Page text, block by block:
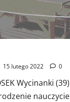
15 lutego 2022 0
Wycinanki